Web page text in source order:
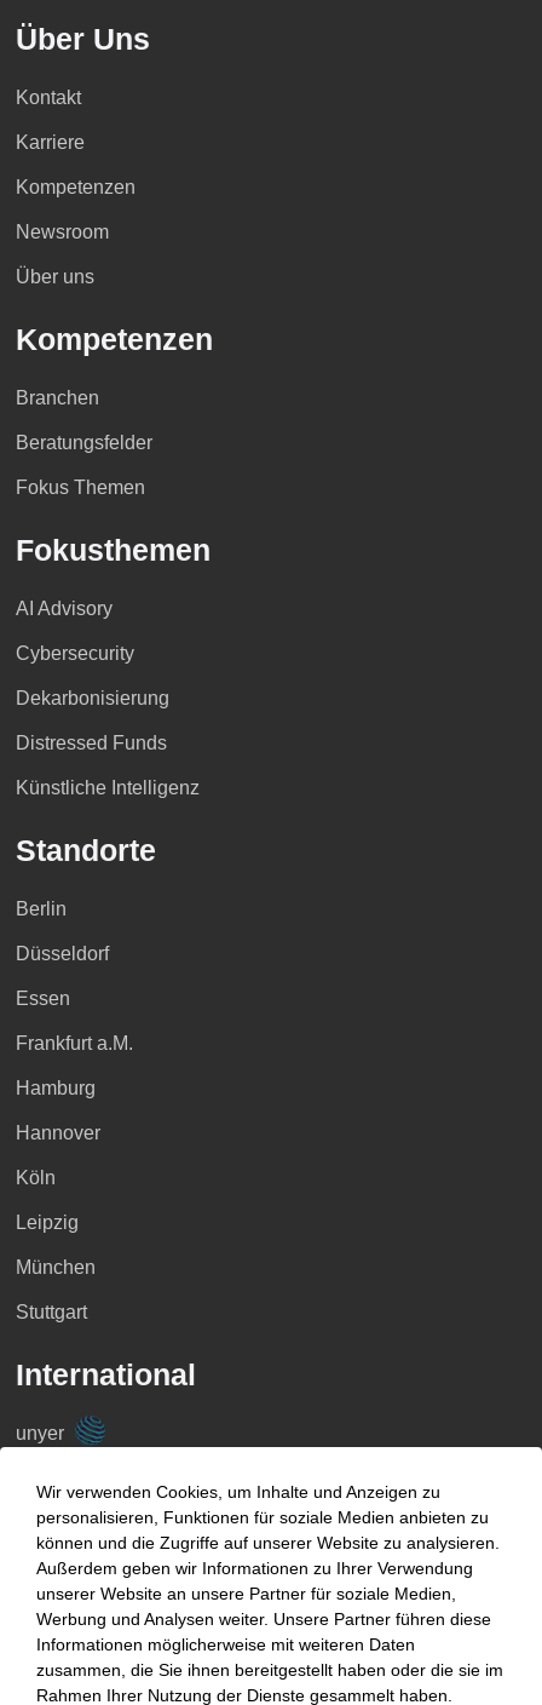
Über Uns
Kontakt
Karriere
Kompetenzen
Newsroom
Über uns
Kompetenzen
Branchen
Beratungsfelder
Fokus Themen
Fokusthemen
AI Advisory
Cybersecurity
Dekarbonisierung
Distressed Funds
Künstliche Intelligenz
Standorte
Berlin
Düsseldorf
Essen
Frankfurt a.M.
Hamburg
Hannover
Köln
Leipzig
München
Stuttgart
International
unyer
China
Großbritannien
Indien
Indonesien
Wir verwenden Cookies, um Inhalte und Anzeigen zu
personalisieren, Funktionen für soziale Medien anbieten zu
können und die Zugriffe auf unserer Website zu analysieren.
Außerdem geben wir Informationen zu Ihrer Verwendung
unserer Website an unsere Partner für soziale Medien,
Werbung und Analysen weiter. Unsere Partner führen diese
Informationen möglicherweise mit weiteren Daten
zusammen, die Sie ihnen bereitgestellt haben oder die sie im
Rahmen Ihrer Nutzung der Dienste gesammelt haben.